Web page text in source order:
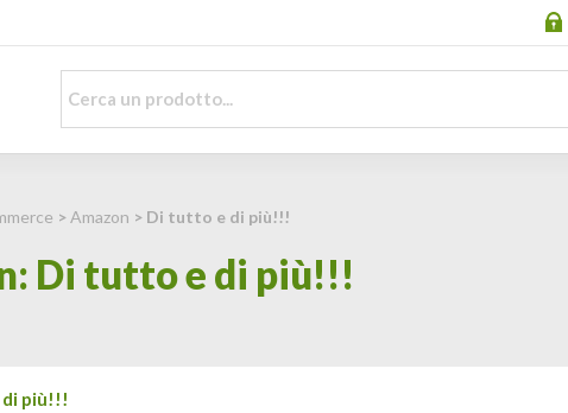
> Amazon > Di tutto e di più!!!
Di tutto e di più!!!
più!!!